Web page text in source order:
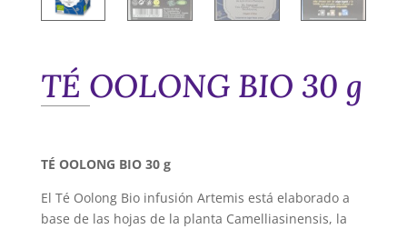
TÉ OOLONG BIO 30 g
TÉ OOLONG BIO 30 g
El Té Oolong Bio infusión Artemis está elaborado a
base de las hojas de la planta Camelliasinensis, la